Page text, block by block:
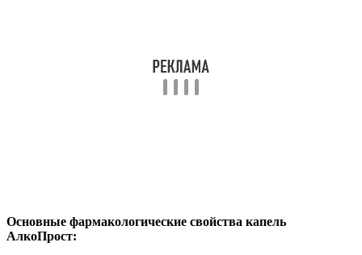
Основные фармакологические свойства капель
АлкоПрост: